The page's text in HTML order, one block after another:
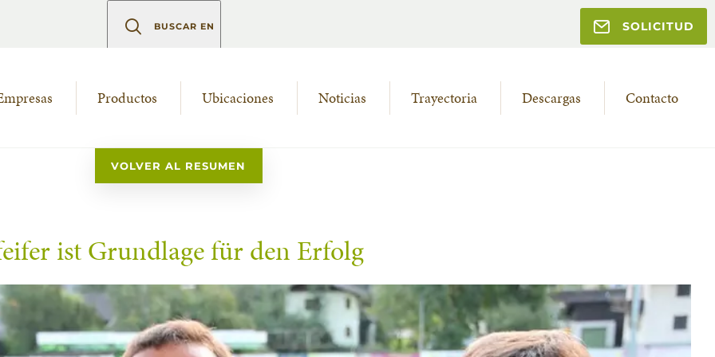
BUSCAR EN SOLICITUD
Productos Ubicaciones Noticias Trayectoria Descargas Contacto
VOLVER AL RESUMEN
ist Grundlage für den Erfolg